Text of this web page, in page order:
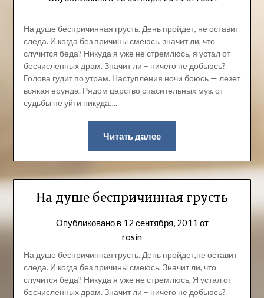
На душе беспричинная грусть. День пройдет, не оставит
следа. И когда без причины смеюсь, значит ли, что
случится беда? Никуда я уже не стремлюсь, я устал от
бесчисленных драм. Значит ли – ничего не добьюсь?
Голова гудит по утрам. Наступления ночи боюсь — лезет
всякая ерунда. Рядом царство спасительных муз. от
судьбы не уйти никуда….
Читать далее
На душе беспричинная грусть
Опубликовано в 12 сентября, 2011 от
rosin
На душе беспричинная грусть. День пройдет,не оставит
следа. И когда без причины смеюсь, Значит ли, что
случится беда? Никуда я уже не стремлюсь, Я устал от
бесчисленных драм. Значит ли – ничего не добьюсь?